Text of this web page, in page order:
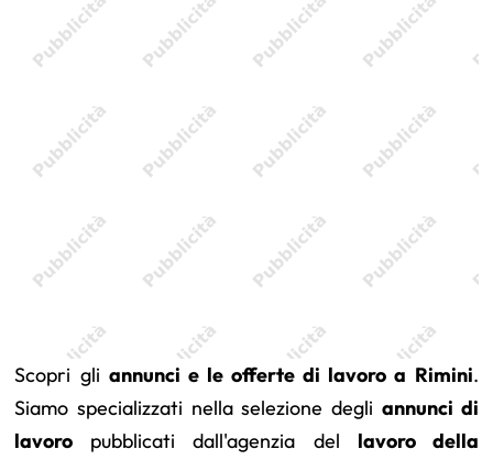
Scopri gli annunci e le offerte di lavoro a Rimini.
Siamo specializzati nella selezione degli annunci di
lavoro pubblicati dall'agenzia del lavoro della